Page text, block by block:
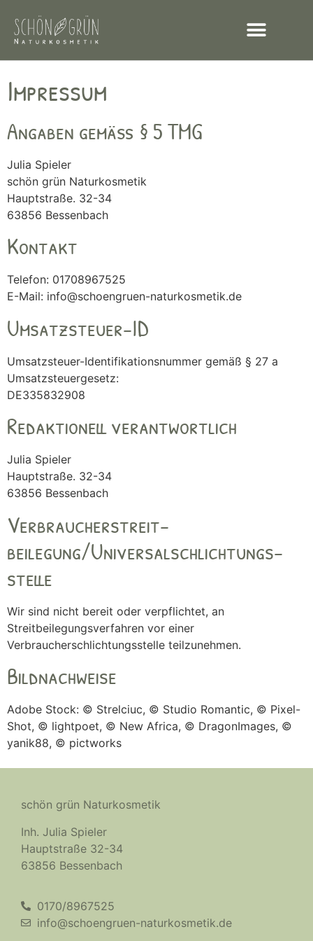
Impressum
Angaben gemäß § 5 TMG
Julia Spieler
schön grün Naturkosmetik
Hauptstraße. 32-34
63856 Bessenbach
Kontakt
Telefon: 01708967525
E-Mail: info@schoengruen-naturkosmetik.de
Umsatzsteuer-ID
Umsatzsteuer-Identifikationsnummer gemäß § 27 a
Umsatzsteuergesetz:
DE335832908
Redaktionell verantwortlich
Julia Spieler
Hauptstraße. 32-34
63856 Bessenbach
Verbraucher­streit­
beilegung/Universal­schlichtungs­
stelle
Wir sind nicht bereit oder verpflichtet, an
Streitbeilegungsverfahren vor einer
Verbraucherschlichtungsstelle teilzunehmen.
Bildnachweise
Adobe Stock: © Strelciuc, © Studio Romantic, © Pixel-
Shot, © lightpoet, © New Africa, © DragonImages, ©
yanik88, © pictworks
schön grün Naturkosmetik
Inh. Julia Spieler
Hauptstraße 32-34
63856 Bessenbach
0170/8967525
info@schoengruen-naturkosmetik.de